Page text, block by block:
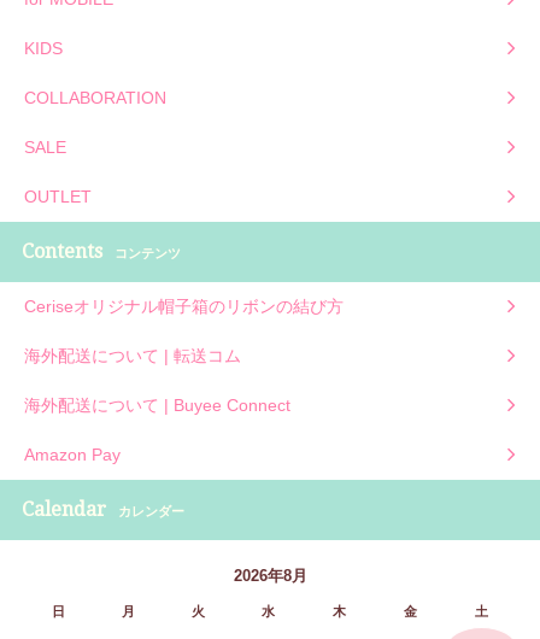
KIDS
COLLABORATION
SALE
OUTLET
Contents コンテンツ
Ceriseオリジナル帽子箱のリボンの結び方
海外配送について | 転送コム
海外配送について | Buyee Connect
Amazon Pay
Calendar カレンダー
2026年8月
日 月 火 水 木 金 土